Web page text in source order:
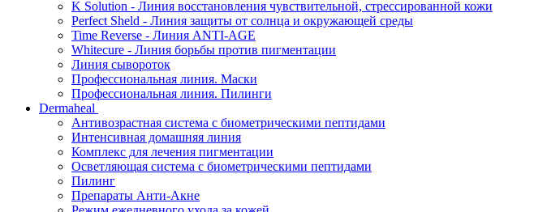
K Solution - Линия восстановления чувствительной, стрессированной кожи
Perfect Sheld - Линия защиты от солнца и окружающей среды
Time Reverse - Линия ANTI-AGE
Whitecure - Линия борьбы против пигментации
Линия сывороток
Профессиональная линия. Маски
Профессиональная линия. Пилинги
Dermaheal
Антивозрастная система с биометрическими пептидами
Интенсивная домашняя линия
Комплекс для лечения пигментации
Осветляющая система с биометрическими пептидами
Пилинг
Препараты Анти-Акне